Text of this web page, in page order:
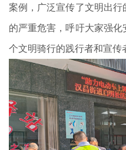
案例，广泛宣传了文明出
的严重危害，呼吁大家强
个文明骑行的践行者和宣传